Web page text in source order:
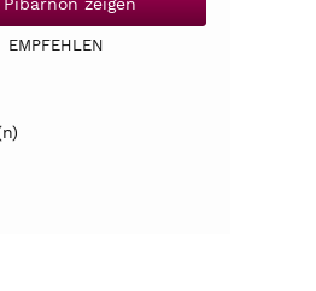
EMPFEHLEN